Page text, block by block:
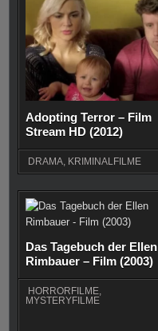
Adopting Terror – Film
Stream HD (2012)
DRAMA, KRIMINALFILME
Das Tagebuch der Ellen
Rimbauer – Film (2003)
HORRORFILME,
MYSTERYFILME